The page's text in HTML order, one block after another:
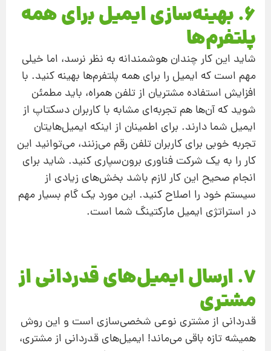
6. بهینه‌سازی ایمیل برای همه
پلتفرم‌ها
شاید این کار چندان هوشمندانه به نظر نرسد، اما خیلی
مهم است که ایمیل را برای همه پلتفرم‌‌ها بهینه ‌کنید. با
افزایش استفاده مشتریان از تلفن همراه، باید مطمئن
شوید که آن‌ها هم تجربه‌ای مشابه با کاربران دسکتاپ از
ایمیل شما دارند. برای اطمینان از اینکه ایمیل‌هایتان
تجربه خوبی برای کاربران تلفن رقم می‌زنند، می‌توانید این
کار را به یک شرکت فناوری برون‌سپاری کنید. شاید برای
انجام صحیح این کار لازم باشد بخش‌های زیادی از
سیستم خود را اصلاح کنید. این مورد یک گام بسیار مهم
در استراتژی ایمیل مارکتینگ شما است.
7. ارسال ایمیل‌های قدردانی از
مشتری
قدردانی از مشتری نوعی شخصی‌سازی است و این روش
همیشه تازه باقی می‌ماند! ایمیل‌های قدردانی از مشتری،